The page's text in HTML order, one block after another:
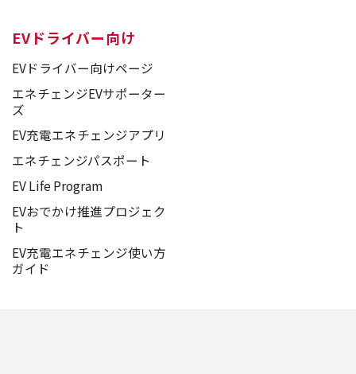
EVドライバー向け
EVドライバー向けページ
エネチェンジEVサポーター
ズ
EV充電エネチェンジアプリ
エネチェンジパスポート
EV Life Program
EVおでかけ推進プロジェク
ト
EV充電エネチェンジ使い方
ガイド